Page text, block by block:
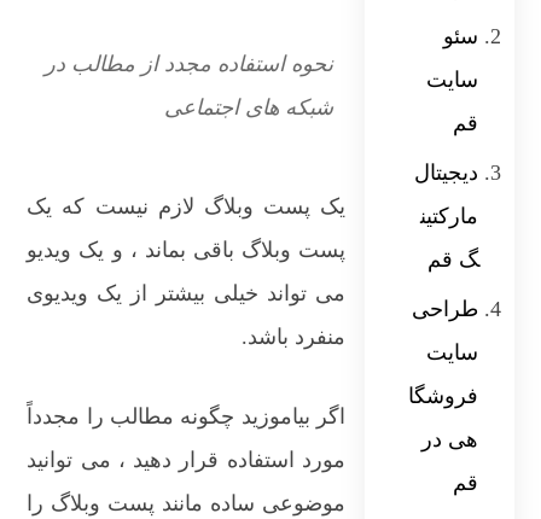
نحوه استفاده مجدد از مطالب در
شبکه های اجتماعی
یک پست وبلاگ لازم نیست که یک
پست وبلاگ باقی بماند ، و یک ویدیو
می تواند خیلی بیشتر از یک ویدیوی
منفرد باشد.
اگر بیاموزید چگونه مطالب را مجدداً
مورد استفاده قرار دهید ، می توانید
موضوعی ساده مانند پست وبلاگ را
سئو
سایت
قم
دیجیتال
مارکتین
گ قم
طراحی
سایت
فروشگا
هی در
قم